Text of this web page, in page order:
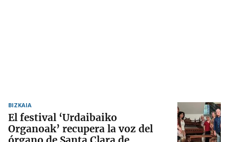
BIZKAIA
El festival ‘Urdaibaiko
Organoak’ recupera la voz del